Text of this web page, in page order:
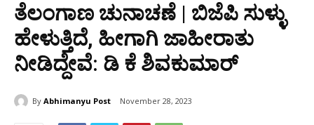
ತೆಲಂಗಾಣ ಚುನಾಚಣೆ | ಬಿಜೆಪಿ ಸುಳ್ಳು
ಹೇಳುತ್ತಿದೆ, ಹೀಗಾಗಿ ಜಾಹೀರಾತು
ನೀಡಿದ್ದೇವೆ: ಡಿ ಕೆ ಶಿವಕುಮಾರ್
By Abhimanyu Post November 28, 2023